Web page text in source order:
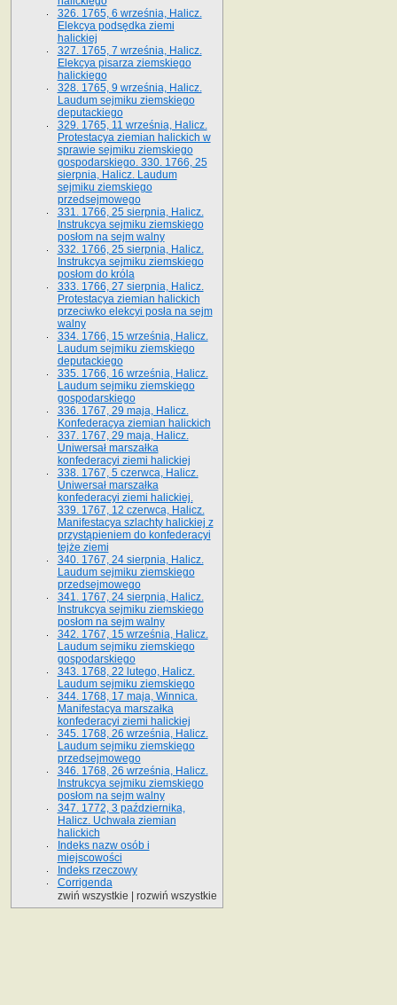
326. 1765, 6 września, Halicz.
Elekcya podsędka ziemi
halickiej
327. 1765, 7 września, Halicz.
Elekcya pisarza ziemskiego
halickiego
328. 1765, 9 września, Halicz.
Laudum sejmiku ziemskiego
deputackiego
329. 1765, 11 września, Halicz.
Protestacya ziemian halickich w
sprawie sejmiku ziemskiego
gospodarskiego. 330. 1766, 25
sierpnia, Halicz. Laudum
sejmiku ziemskiego
przedsejmowego
331. 1766, 25 sierpnia, Halicz.
Instrukcya sejmiku ziemskiego
posłom na sejm walny
332. 1766, 25 sierpnia, Halicz.
Instrukcya sejmiku ziemskiego
posłom do króla
333. 1766, 27 sierpnia, Halicz.
Protestacya ziemian halickich
przeciwko elekcyi posła na sejm
walny
334. 1766, 15 września, Halicz.
Laudum sejmiku ziemskiego
deputackiego
335. 1766, 16 września, Halicz.
Laudum sejmiku ziemskiego
gospodarskiego
336. 1767, 29 maja, Halicz.
Konfederacya ziemian halickich
337. 1767, 29 maja, Halicz.
Uniwersał marszałka
konfederacyi ziemi halickiej
338. 1767, 5 czerwca, Halicz.
Uniwersał marszałka
konfederacyi ziemi halickiej.
339. 1767, 12 czerwca, Halicz.
Manifestacya szlachty halickiej z
przystąpieniem do konfederacyi
tejże ziemi
340. 1767, 24 sierpnia, Halicz.
Laudum sejmiku ziemskiego
przedsejmowego
341. 1767, 24 sierpnia, Halicz.
Instrukcya sejmiku ziemskiego
posłom na sejm walny
342. 1767, 15 września, Halicz.
Laudum sejmiku ziemskiego
gospodarskiego
343. 1768, 22 lutego, Halicz.
Laudum sejmiku ziemskiego
344. 1768, 17 maja, Winnica.
Manifestacya marszałka
konfederacyi ziemi halickiej
345. 1768, 26 września, Halicz.
Laudum sejmiku ziemskiego
przedsejmowego
346. 1768, 26 września, Halicz.
Instrukcya sejmiku ziemskiego
posłom na sejm walny
347. 1772, 3 października,
Halicz. Uchwała ziemian
halickich
Indeks nazw osób i
miejscowości
Indeks rzeczowy
Corrigenda
zwiń wszystkie
rozwiń wszystkie